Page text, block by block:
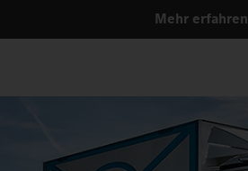
Mehr erfahren